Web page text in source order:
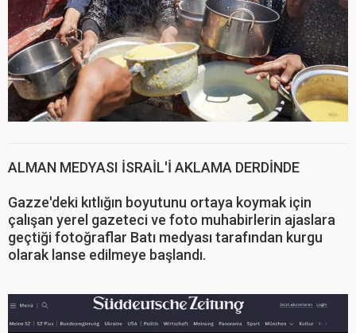
ALMAN MEDYASI İSRAİL'İ AKLAMA DERDİNDE
Gazze'deki kıtlığın boyutunu ortaya koymak için
çalışan yerel gazeteci ve foto muhabirlerin ajaslara
geçtiği fotoğraflar Batı medyası tarafından kurgu
olarak lanse edilmeye başlandı.